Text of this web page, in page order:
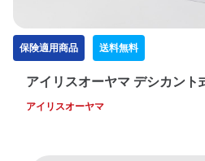
保険適用商品 送料無料
アイリスオーヤマ
アイリスオーヤマ